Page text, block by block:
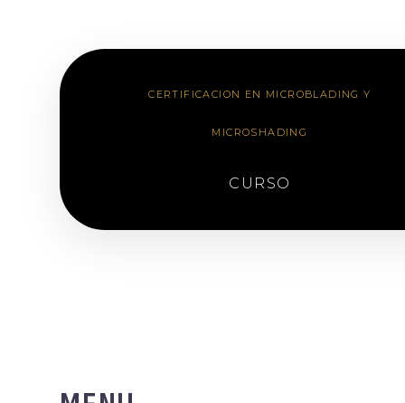
CERTIFICACION EN MICROBLADING Y
MICROSHADING
CURSO